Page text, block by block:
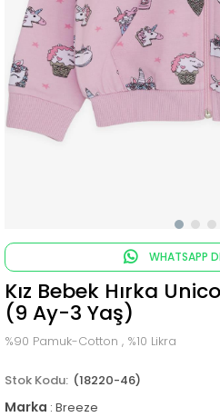
WHATSAPP
Kız Bebek Hırka
(9 Ay-3 Yaş)
%90 Pamuk-Cotton , %10 Likra
(18220-46)
Marka : Breeze